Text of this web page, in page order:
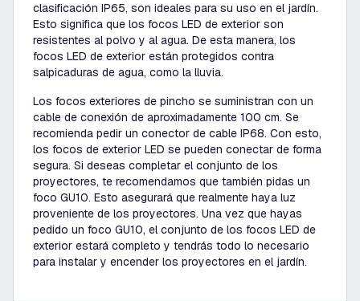
clasificación IP65, son ideales para su uso en el jardín.
Esto significa que los focos LED de exterior son
resistentes al polvo y al agua. De esta manera, los
focos LED de exterior están protegidos contra
salpicaduras de agua, como la lluvia.
Los focos exteriores de pincho se suministran con un
cable de conexión de aproximadamente 100 cm. Se
recomienda pedir un conector de cable IP68. Con esto,
los focos de exterior LED se pueden conectar de forma
segura. Si deseas completar el conjunto de los
proyectores, te recomendamos que también pidas un
foco GU10. Esto asegurará que realmente haya luz
proveniente de los proyectores. Una vez que hayas
pedido un foco GU10, el conjunto de los focos LED de
exterior estará completo y tendrás todo lo necesario
para instalar y encender los proyectores en el jardín.